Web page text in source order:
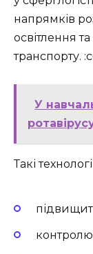
напрямків
освітлення
транспорту.
У
Такі